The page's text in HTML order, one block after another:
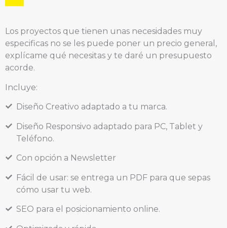
Los proyectos que tienen unas necesidades muy
especificas no se les puede poner un precio general,
explícame qué necesitas y te daré un presupuesto
acorde.
Incluye:
Diseño Creativo adaptado a tu marca.
Diseño Responsivo adaptado para PC, Tablet y
Teléfono.
Con opción a Newsletter
Fácil de usar: se entrega un PDF para que sepas
cómo usar tu web.
SEO para el posicionamiento online.